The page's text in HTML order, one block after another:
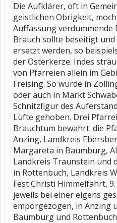
Die Aufklärer, oft in
geistlichen Obrigkeit,
Auffassung verdummende
Brauch sollte beseitigt
ersetzt werden, so
der Osterkerze. Indes
von Pfarreien allein im
Freising. So wurde in
oder auch in Markt
Schnitzfigur des
Lüfte gehoben. Drei
Brauchtum bewahrt: die
Anzing, Landkreis
Margareta in Baumburg,
Landkreis Traunstein und
in Rottenbuch, Landkreis
Fest Christi Himmelfahrt,
jeweils bei einer eigens
emporgezogen, in Anzing
Baumburg und